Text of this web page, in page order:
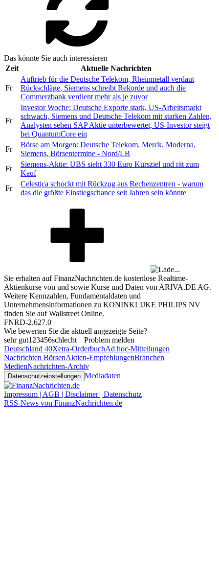
Das könnte Sie auch interessieren
Zeit
Aktuelle Nachrichten
Fr
Auftrieb für die Deutsche Telekom, Rheinmetall verdaut
Rückschläge, Siemens schreibt Rekorde und auch die
Commerzbank verdient mehr als je zuvor
Fr
Investor Woche: Deutsche Exporte stark, US-Arbeitsmarkt
schwach, Siemens und Deutsche Telekom mit starken Zahlen,
Analysten sehen SAP Aktie unterbewertet, US-Investor steigt
bei QuantumCore ein
Fr
Börse am Morgen: Deutsche Telekom, Merck, Moderna,
Siemens, Börsentermine - Nord/LB
Fr
Siemens-Aktie: UBS sieht 330 Euro Kursziel und rät zum
Kauf
Fr
Celestica schockt mit Rückzug aus Rechenzentren - warum
das die größte Einstiegschance seit Jahren sein könnte
Sie erhalten auf FinanzNachrichten.de kostenlose Realtime-
Aktienkurse von und sowie Kurse und Daten von ARIVA.DE AG.
Weitere Kennzahlen, Fundamentaldaten und
Unternehmensinformationen zu KONINKLIJKE PHILIPS NV
finden Sie aufWallstreet Online.
FNRD-2.627.0
Wie bewerten Sie die aktuell angezeigte Seite?
sehr gut1 23456schlecht
Problem melden
Deutschland 40Xetra-OrderbuchAd hoc-Mitteilungen
Nachrichten BörsenAktien-EmpfehlungenBranchen
MedienNachrichten-Archiv
Datenschutzeinstellungen Mediadaten
Impressum | AGB | Disclaimer | Datenschutz
RSS-News von FinanzNachrichten.de